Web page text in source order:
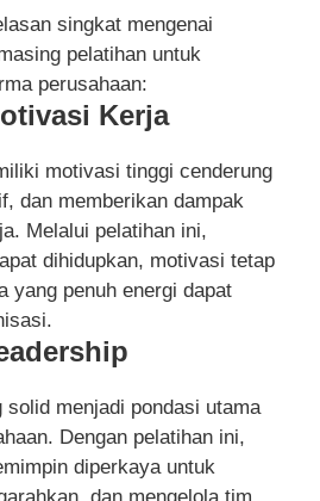
singkat mengenai
pelatihan untuk
perusahaan:
Kerja
motivasi tinggi cenderung
dan memberikan dampak
Melalui pelatihan ini,
dihidupkan, motivasi tetap
yang penuh energi dapat
solid menjadi pondasi utama
Dengan pelatihan ini,
diperkaya untuk
dan mengelola tim